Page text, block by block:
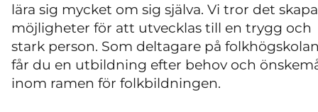
lära sig mycket om sig själva. Vi tror det
möjligheter för att utvecklas till en trygg och
stark person. Som deltagare på
får du en utbildning efter behov och
inom ramen för folkbildningen.